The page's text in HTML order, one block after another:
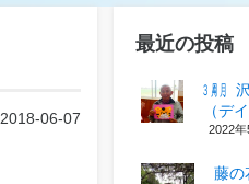
2018-06-07
最近の投稿
㋂㋃
（デ
2022年
藤